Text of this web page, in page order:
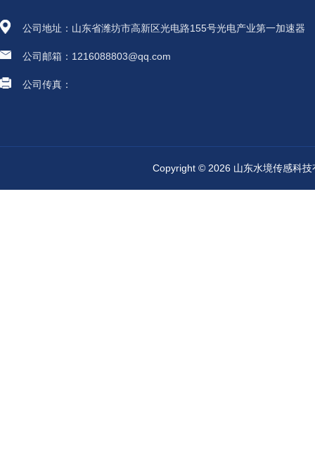
公司地址：山东省潍坊市高新区光电路155号光电产业第一加速器
公司邮箱：1216088803@qq.com
公司传真：
Copyright © 2026 山东水境传感科